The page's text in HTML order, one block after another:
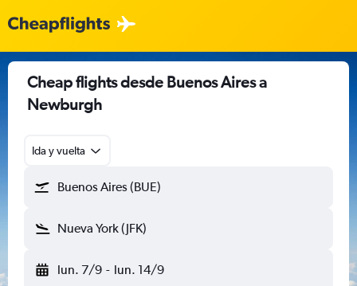
Cheap flights desde Buenos Aires a
Newburgh
Ida y vuelta
Buenos Aires (BUE)
Nueva York (JFK)
lun. 7/9 - lun. 14/9